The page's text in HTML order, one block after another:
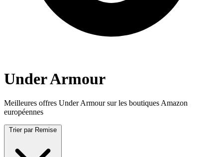
Under Armour
Meilleures offres Under Armour sur les boutiques Amazon
européennes
Trier par Remise